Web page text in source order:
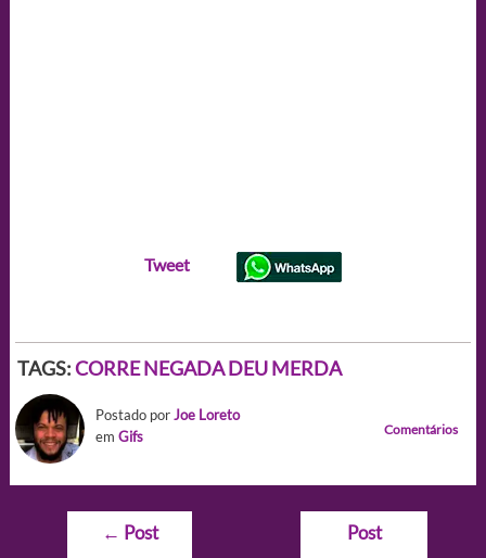
Tweet
TAGS:CORRE NEGADA DEU MERDA
Postado porJoe Loreto
em Gifs Comentários
Navegação
← Post
Post